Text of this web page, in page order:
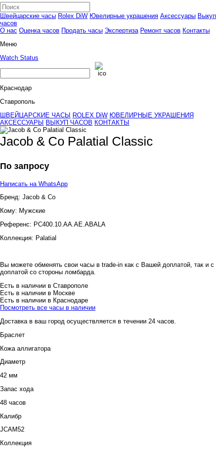
Швейцарские часы Rolex DiW Ювелирные украшения Аксессуары Выкуп
часов
О нас Оценка часов Продать часы Экспертиза Ремонт часов Контакты
Меню
Watch Status
Краснодар
Ставрополь
ШВЕЙЦАРСКИЕ ЧАСЫ
ROLEX DiW ЮВЕЛИРНЫЕ УКРАШЕНИЯ
АКСЕССУАРЫ
ВЫКУП ЧАСОВ КОНТАКТЫ
Jacob & Co Palatial Classic
По запросу
Написать на WhatsApp
Бренд: Jacob & Co
Кому: Мужские
Референс: PC400.10.AA.AE.ABALA
Коллекция: Palatial
Вы можете обменять свои часы в trade-in как с Вашей доплатой, так и с
доплатой со стороны ломбарда.
Есть в наличии в Ставрополе
Есть в наличии в Москве
Есть в наличии в Краснодаре
Посмотреть все часы в наличии
Доставка в ваш город осуществляется в течении 24 часов.
Браслет
Кожа аллигатора
Диаметр
42 мм
Запас хода
48 часов
Калибр
JCAM52
Коллекция